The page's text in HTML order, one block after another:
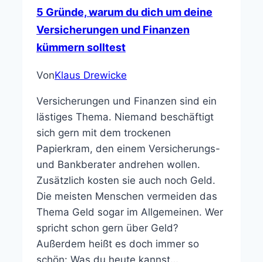
5 Gründe, warum du dich um deine
Versicherungen und Finanzen
kümmern solltest
VonKlaus Drewicke
Versicherungen und Finanzen sind ein
lästiges Thema. Niemand beschäftigt
sich gern mit dem trockenen
Papierkram, den einem Versicherungs-
und Bankberater andrehen wollen.
Zusätzlich kosten sie auch noch Geld.
Die meisten Menschen vermeiden das
Thema Geld sogar im Allgemeinen. Wer
spricht schon gern über Geld?
Außerdem heißt es doch immer so